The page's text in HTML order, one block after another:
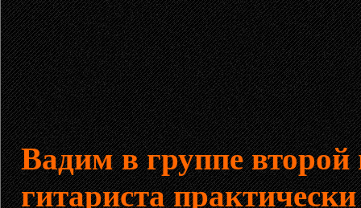
Вадим в группе второй
гитариста практически